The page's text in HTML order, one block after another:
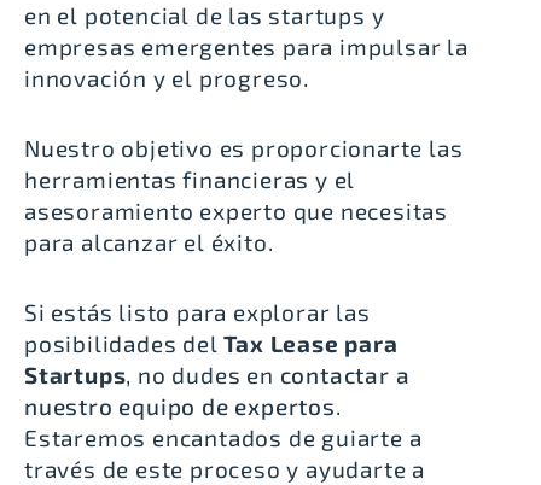
en el potencial de las startups y
empresas emergentes para impulsar la
innovación y el progreso.
Nuestro objetivo es proporcionarte las
herramientas financieras y el
asesoramiento experto que necesitas
para alcanzar el éxito.
Si estás listo para explorar las
posibilidades delTax Lease para
Startups, no dudes en contactar a
nuestro equipo de expertos.
Estaremos encantados de guiarte a
través de este proceso y ayudarte a